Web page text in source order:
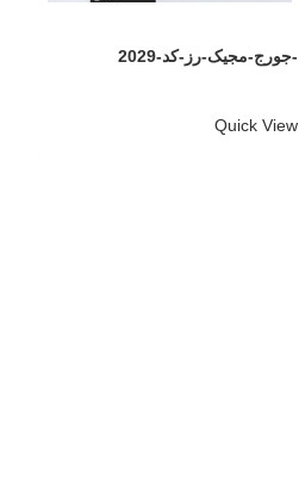
-جورج-مجیک-رز-کد-2029
Quick View